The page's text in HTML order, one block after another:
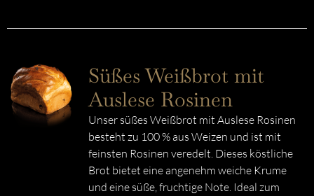
Süßes Weißbrot mit
Auslese Rosinen
Unser süßes Weißbrot mit Auslese Rosinen
besteht zu 100 % aus Weizen und ist mit
feinsten Rosinen veredelt. Dieses köstliche
Brot bietet eine angenehm weiche Krume
und eine süße, fruchtige Note. Ideal zum